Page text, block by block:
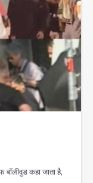
कहा जाता है,